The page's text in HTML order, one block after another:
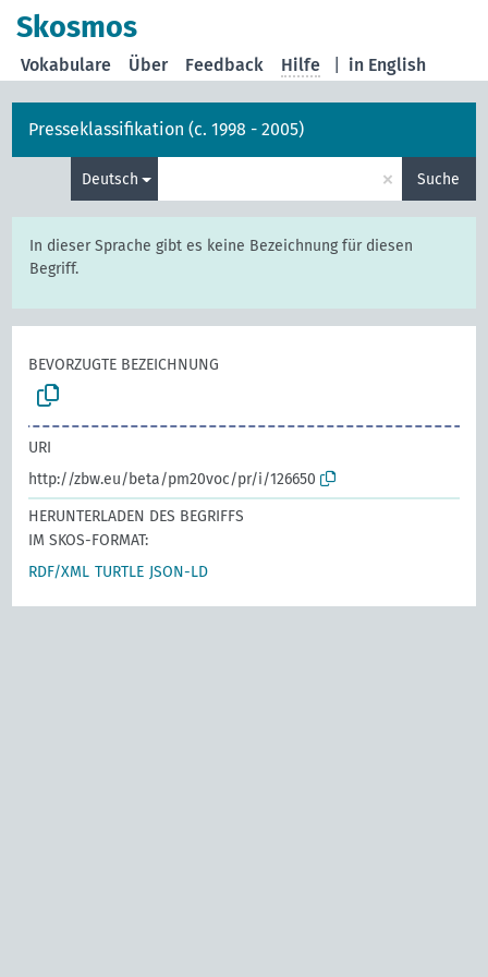
Skosmos
in English
Vokabulare Über Feedback Hilfe
Presseklassifikation (c. 1998 - 2005)
Deutsch × Suche
In dieser Sprache gibt es keine Bezeichnung für diesen
Begriff.
BEVORZUGTE BEZEICHNUNG
URI
http://zbw.eu/beta/pm20voc/pr/i/126650
HERUNTERLADEN DES BEGRIFFS
IM SKOS-FORMAT:
RDF/XML TURTLE JSON-LD